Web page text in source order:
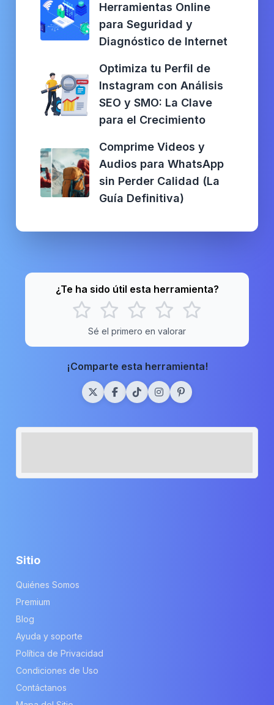
Herramientas Online
para Seguridad y
Diagnóstico de Internet
Optimiza tu Perfil de
Instagram con Análisis
SEO y SMO: La Clave
para el Crecimiento
Comprime Videos y
Audios para WhatsApp
sin Perder Calidad (La
Guía Definitiva)
¿Te ha sido útil esta herramienta?
Sé el primero en valorar
¡Comparte esta herramienta!
Sitio
Quiénes Somos
Premium
Blog
Ayuda y soporte
Política de Privacidad
Condiciones de Uso
Contáctanos